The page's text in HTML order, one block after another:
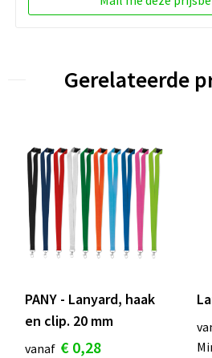
Gerelateerde
PANY - Lanyard, haak
en clip. 20 mm
vanaf € 0,28